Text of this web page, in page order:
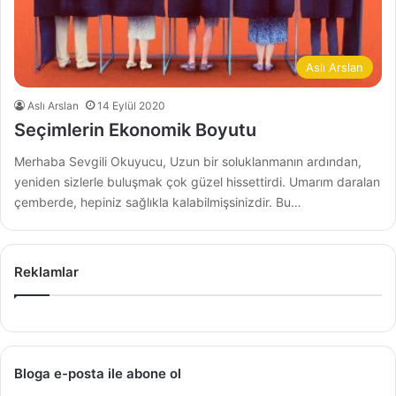
Aslı Arslan
Aslı Arslan 14 Eylül 2020
Seçimlerin Ekonomik Boyutu
Merhaba Sevgili Okuyucu, Uzun bir soluklanmanın ardından,
yeniden sizlerle buluşmak çok güzel hissettirdi. Umarım daralan
çemberde, hepiniz sağlıkla kalabilmişsinizdir. Bu…
Reklamlar
Bloga e-posta ile abone ol